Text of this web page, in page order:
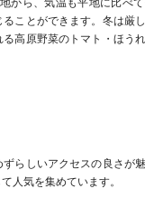
ことができます。冬は厳
高原野菜のトマト・ほう
らしいアクセスの良さが
人気を集めています。